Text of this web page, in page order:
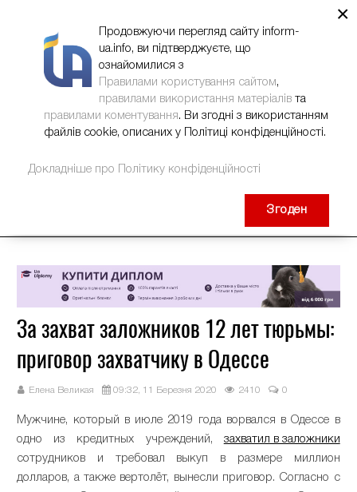
За захват заложников 12 лет тюрьмы:
приговор захватчику в Одессе
Елена Великая 09:32, 11 Березня 2020 2410 0
Мужчине, который в июле 2019 года ворвался в Одессе в
одно из кредитных учреждений, захватил в заложники
сотрудников и требовал выкуп в размере миллион
долларов, а также вертолёт, вынесли приговор. Согласно с
×
Продовжуючи перегляд сайту inform-
ua.info, ви підтверджуєте, що
ознайомилися з
Правилами користування сайтом,
правилами використання матеріалів та
правилами коментування. Ви згодні з використанням
файлів cookie, описаних у Політиці конфіденційності.
Докладніше про Політику конфіденційності
Згоден